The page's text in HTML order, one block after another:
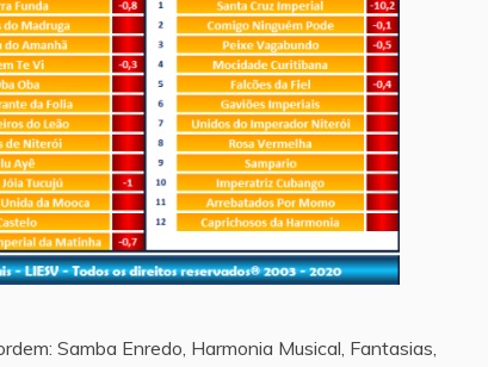
Samba Enredo, Harmonia Musical, Fantasias,